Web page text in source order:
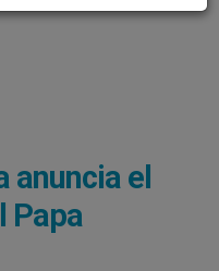
anuncia el
Papa